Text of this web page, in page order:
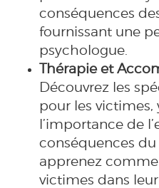
conséquences
fournissant une
psychologue.
Thérapie et
Découvrez les
pour les victimes,
l’importance de
conséquences
apprenez
victimes dans